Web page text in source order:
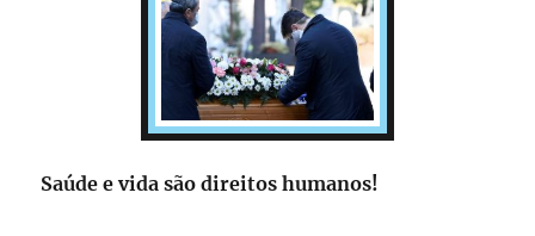
Saúde e vida são direitos humanos!